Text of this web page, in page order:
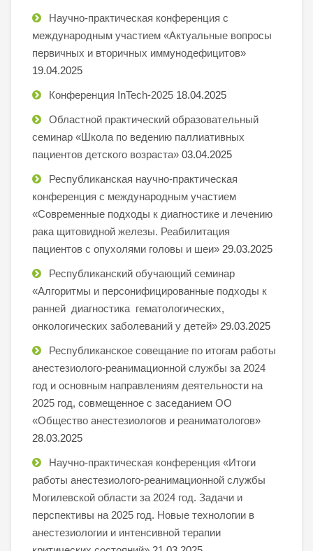
Научно-практическая конференция с
международным участием «Актуальные вопросы
первичных и вторичных иммунодефицитов»
19.04.2025
Конференция InTech-2025 18.04.2025
Областной практический образовательный
семинар «Школа по ведению паллиативных
пациентов детского возраста» 03.04.2025
Республиканская научно-практическая
конференция с международным участием
«Современные подходы к диагностике и лечению
рака щитовидной железы. Реабилитация
пациентов с опухолями головы и шеи» 29.03.2025
Республиканский обучающий семинар
«Алгоритмы и персонифицированные подходы к
ранней диагностика гематологических,
онкологических заболеваний у детей» 29.03.2025
Республиканское совещание по итогам работы
анестезиолого-реанимационной службы за 2024
год и основным направлениям деятельности на
2025 год, совмещенное с заседанием ОО
«Общество анестезиологов и реаниматологов»
28.03.2025
Научно-практическая конференция «Итоги
работы анестезиолого-реанимационной службы
Могилевской области за 2024 год. Задачи и
перспективы на 2025 год. Новые технологии в
анестезиологии и интенсивной терапии